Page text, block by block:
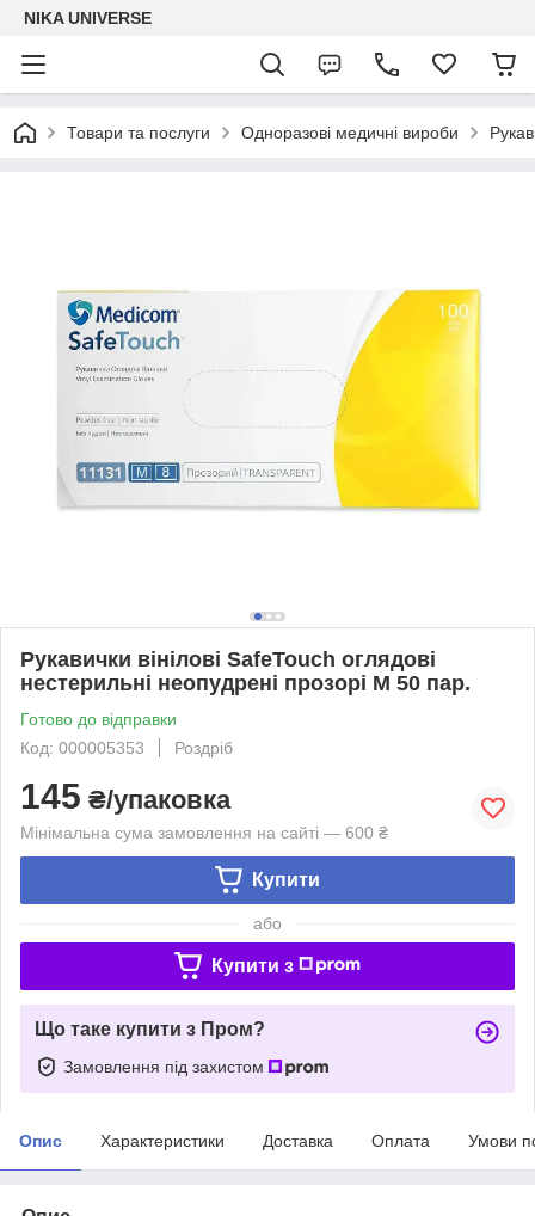
NIKA UNIVERSE
Товари та послуги Одноразові медичні вироби
Рукавички вінілові SafeTouch оглядові
нестерильні неопудрені прозорі М 50 пар.
Готово до відправки
Код: 000005353
Роздріб
145 ₴/упаковка
Мінімальна сума замовлення на сайті — 600 ₴
Купити
або
Купити з
Що таке купити з Пром?
Замовлення під захистом
Опис Характеристики Доставка Оплата Умови